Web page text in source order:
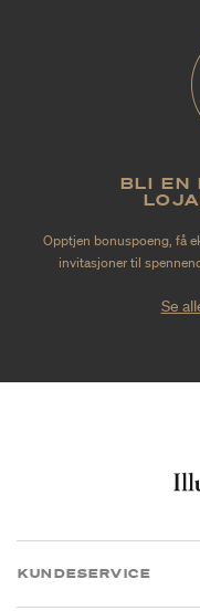
BLI EN
Opptjen bonuspoeng, få
invitasjoner til
Se
KUNDESERVICE